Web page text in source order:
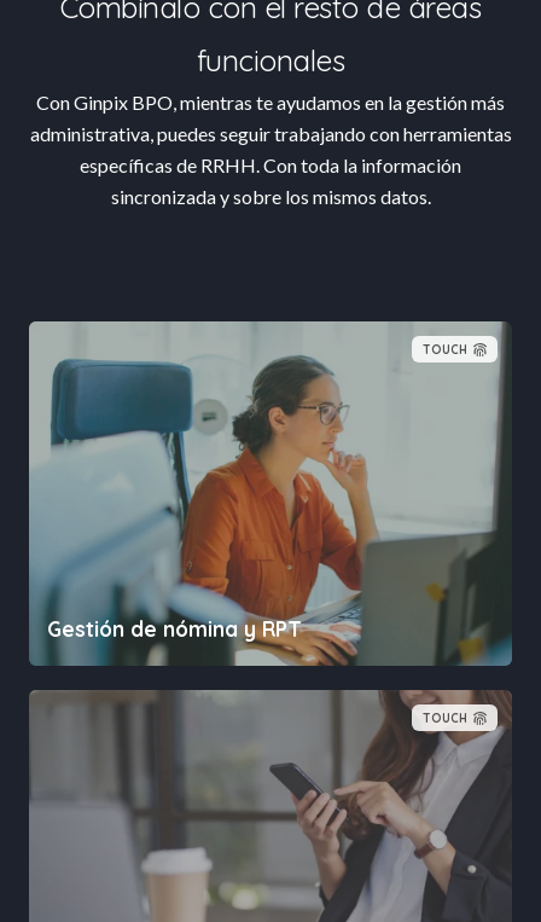
Combínalo con el resto de áreas
funcionales
Con Ginpix BPO, mientras te ayudamos en la gestión más
administrativa, puedes seguir trabajando con herramientas
específicas de RRHH. Con toda la información
sincronizada y sobre los mismos datos.
TOUCH
Gestión de nómina y RPT
TOUCH